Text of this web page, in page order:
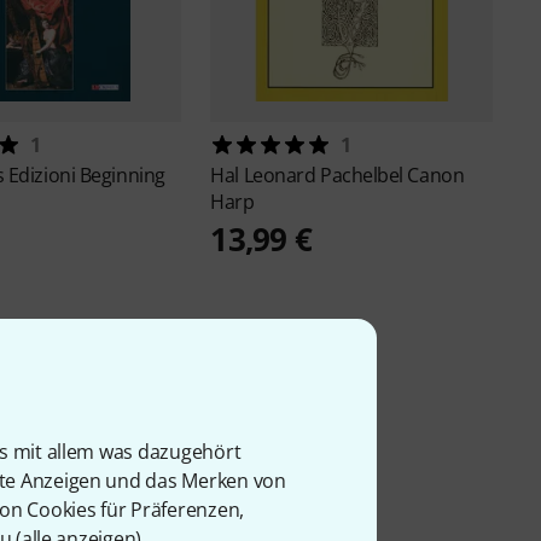
mit allem was dazugehört
Anzeigen und das Merken von
Cookies für Präferenzen,
1
Edizioni Beginning
1
Hal Leonard Pachelbel Canon
Harp
13,99 €